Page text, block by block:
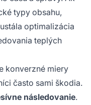
typy obsahu,
optimalizácia
teplých
konverzné miery
často sami škodia.
následovanie.